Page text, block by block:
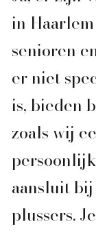
in
senioren
er niet
is, bieden
zoals wij
aansluit
plussers.